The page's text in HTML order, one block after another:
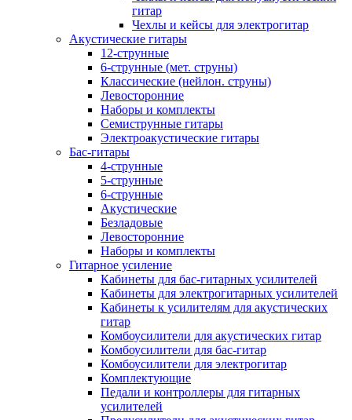
гитар
Чехлы и кейсы для электрогитар
Акустические гитары
12-струнные
6-струнные (мет. струны)
Классические (нейлон. струны)
Левосторонние
Наборы и комплекты
Семиструнные гитары
Электроакустические гитары
Бас-гитары
4-струнные
5-струнные
6-струнные
Акустические
Безладовые
Левосторонние
Наборы и комплекты
Гитарное усиление
Кабинеты для бас-гитарных усилителей
Кабинеты для электрогитарных усилителей
Кабинеты к усилителям для акустических
гитар
Комбоусилители для акустических гитар
Комбоусилители для бас-гитар
Комбоусилители для электрогитар
Комплектующие
Педали и контроллеры для гитарных
усилителей